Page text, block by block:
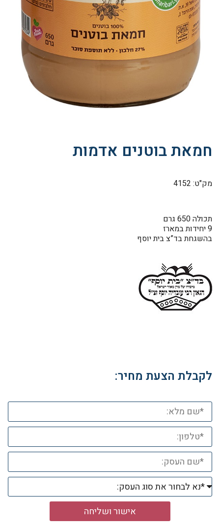
חמאת בוטנים אדמות
מק"ט: 4152
תכולה 650 גרם
9 יחידות במארז
בהשגחת בד”צ בית יוסף
לקבלת הצעת מחיר:
אישור ושליחה